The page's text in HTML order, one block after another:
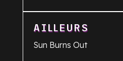
AILLEURS
Sun Burns Out